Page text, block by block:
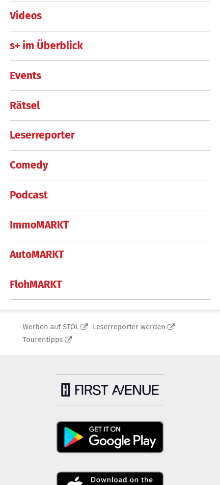
Videos
s+ im Überblick
Events
Rätsel
Leserreporter
Comedy
Podcast
ImmoMARKT
AutoMARKT
FlohMARKT
Werben auf STOL
Leserreporter werden
Tourentipps